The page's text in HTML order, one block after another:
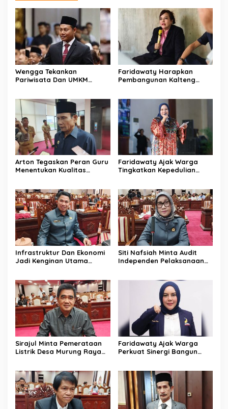
Wengga Tekankan
Pariwisata Dan UMKM
Faridawaty Harapkan
Pembangunan Kalteng
Arton Tegaskan Peran Guru
Menentukan Kualitas
Faridawaty Ajak Warga
Tingkatkan Kepedulian
Infrastruktur Dan Ekonomi
Jadi Kenginan Utama
Siti Nafsiah Minta Audit
Independen Pelaksanaan
Sirajul Minta Pemerataan
Listrik Desa Murung Raya
Faridawaty Ajak Warga
Perkuat Sinergi Bangun